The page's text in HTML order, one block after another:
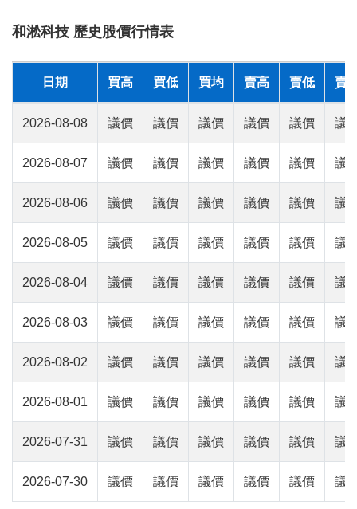
和淞科技 歷史股價行情表
日期 買高 買低 買均 賣高 賣低 賣
2026-08-08 議價 議價 議價 議價 議價 議
2026-08-07 議價 議價 議價 議價 議價 議
2026-08-06 議價 議價 議價 議價 議價 議
2026-08-05 議價 議價 議價 議價 議價 議
2026-08-04 議價 議價 議價 議價 議價 議
2026-08-03 議價 議價 議價 議價 議價 議
2026-08-02 議價 議價 議價 議價 議價 議
2026-08-01 議價 議價 議價 議價 議價 議
2026-07-31 議價 議價 議價 議價 議價 議
2026-07-30 議價 議價 議價 議價 議價 議